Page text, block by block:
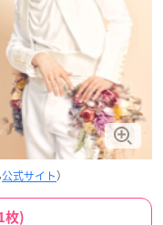
公式サイト）
枚)